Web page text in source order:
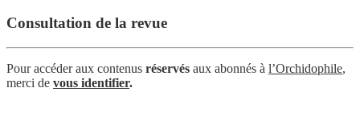
Consultation de la revue
Pour accéder aux contenus réservés aux abonnés à l’Orchidophile,
merci de vous identifier.